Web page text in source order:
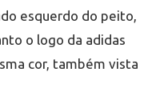
esquerdo do peito,
o logo da adidas
cor, também vista